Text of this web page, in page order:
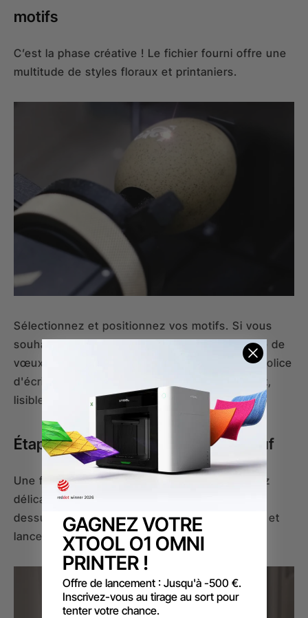
motifs
C’est la phase créative ! Le fichier fourni offre une
multitude de styles floraux et printaniers.
Sélectionnez et positionnez vos motifs. Si vous
souhaitez ajouter un prénom ou un court texte de
vœux, nous vous recommandons d'utiliser la police
d'écriture Inter, qui offre un rendu très élégant,
lisible et moderne une fois gravée au laser UV.
Étape 5 : Gravure du sommet de l'œuf
Une fois le tour complet terminé, repositionnez
délicatement l'œuf à la verticale pour cibler le
dessus. Centrez votre motif de couronnement et
lancez cette ultime étape de marquage.
GAGNEZ VOTRE
XTOOL O1 OMNI
PRINTER !
Offre de lancement : Jusqu'à -500 €.
Inscrivez-vous au tirage au sort pour
tenter votre chance.